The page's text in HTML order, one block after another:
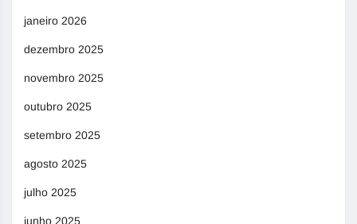
janeiro 2026
dezembro 2025
novembro 2025
outubro 2025
setembro 2025
agosto 2025
julho 2025
junho 2025